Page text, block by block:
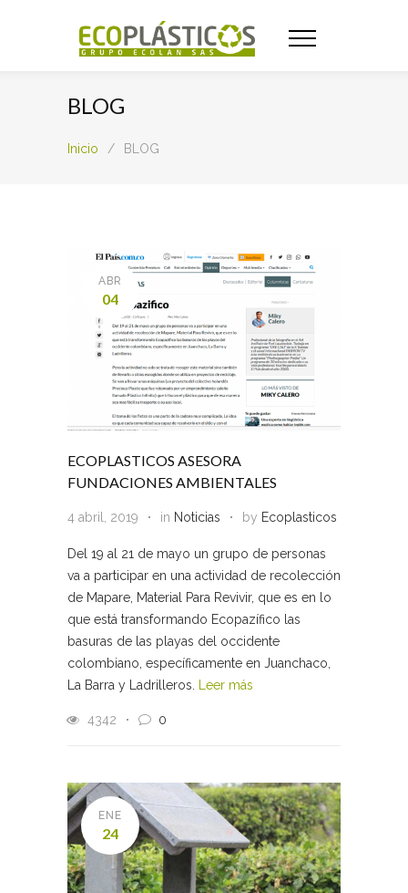
BLOG
Inicio / BLOG
ABR
04
ECOPLASTICOS ASESORA
FUNDACIONES AMBIENTALES
4 abril, 2019 in Noticias by Ecoplasticos
Del 19 al 21 de mayo un grupo de personas
va a participar en una actividad de recolección
de Mapare, Material Para Revivir, que es en lo
que está transformando Ecopazífico las
basuras de las playas del occidente
colombiano, específicamente en Juanchaco,
La Barra y Ladrilleros.
Leer más
4342 0
ENE
24